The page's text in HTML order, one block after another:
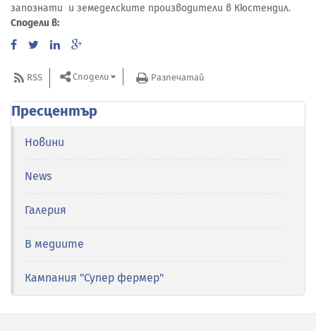
запознати и земеделските производители в Кюстендил.
Сподели в:
RSS Сподели Разпечатай
Пресцентър
Новини
News
Галерия
В медиите
Кампания "Супер фермер"